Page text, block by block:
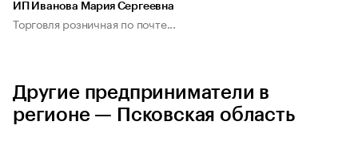
ИП Иванова Мария Сергеевна
Торговля розничная по почте...
Другие предприниматели в
регионе — Псковская область